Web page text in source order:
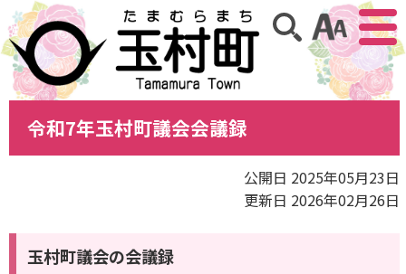
アクセ
サイト内検索
令和7年玉村町議会会議録
公開日 2025年05月23日
更新日 2026年02月26日
玉村町議会の会議録